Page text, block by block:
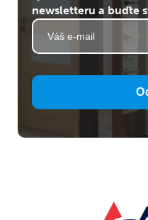
newsletteru a buďte